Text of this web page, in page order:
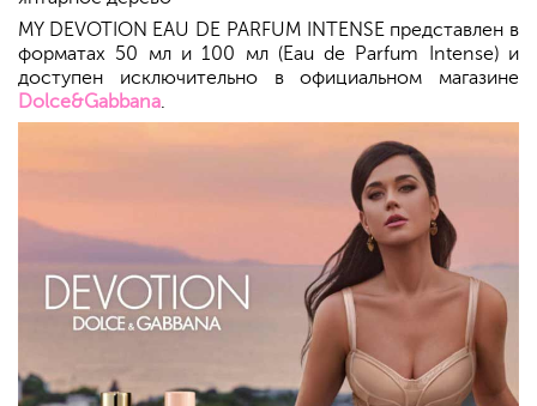
MY DEVOTION EAU DE PARFUM INTENSE представлен в
форматах 50 мл и 100 мл (Eau de Parfum Intense) и
доступен исключительно в официальном магазине
Dolce&Gabbana.